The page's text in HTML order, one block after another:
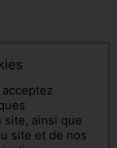
de chèques et
site, ainsi que
site et de nos